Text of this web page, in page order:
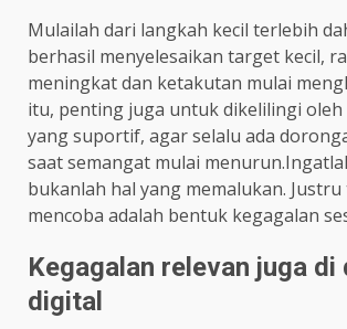
Mulailah dari langkah kecil terlebih
berhasil menyelesaikan target kecil,
meningkat dan ketakutan mulai
itu, penting juga untuk dikelilingi
yang suportif, agar selalu ada
saat semangat mulai
bukanlah hal yang memalukan.
mencoba adalah bentuk kegagalan
Kegagalan relevan juga di
digital